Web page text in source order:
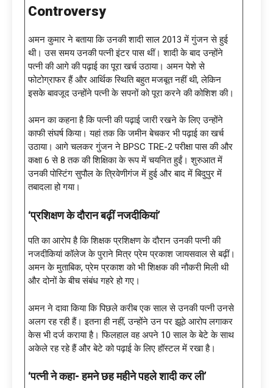
Controversy
अमन कुमार ने बताया कि उनकी शादी साल 2013 में गुंजन से हुई
थी। उस समय उनकी पत्नी इंटर पास थीं। शादी के बाद उन्होंने
पत्नी की आगे की पढ़ाई का पूरा खर्च उठाया। अमन पेशे से
फोटोग्राफर हैं और आर्थिक स्थिति बहुत मजबूत नहीं थी, लेकिन
इसके बावजूद उन्होंने पत्नी के सपनों को पूरा करने की कोशिश की।
अमन का कहना है कि पत्नी की पढ़ाई जारी रखने के लिए उन्होंने
काफी संघर्ष किया। यहां तक कि जमीन बेचकर भी पढ़ाई का खर्च
उठाया। आगे चलकर गुंजन ने BPSC TRE-2 परीक्षा पास की और
कक्षा 6 से 8 तक की शिक्षिका के रूप में चयनित हुईं। शुरुआत में
उनकी पोस्टिंग सुपौल के त्रिवेणीगंज में हुई और बाद में बिदुपुर में
तबादला हो गया।
‘प्रशिक्षण के दौरान बढ़ीं नजदीकियां’
पति का आरोप है कि शिक्षक प्रशिक्षण के दौरान उनकी पत्नी की
नजदीकियां कॉलेज के पुराने मित्र प्रेम प्रकाश जायसवाल से बढ़ीं।
अमन के मुताबिक, प्रेम प्रकाश को भी शिक्षक की नौकरी मिली थी
और दोनों के बीच संबंध गहरे हो गए।
अमन ने दावा किया कि पिछले करीब एक साल से उनकी पत्नी उनसे
अलग रह रही हैं। इतना ही नहीं, उन्होंने उन पर झूठे आरोप लगाकर
केस भी दर्ज कराया है। फिलहाल वह अपने 10 साल के बेटे के साथ
अकेले रह रहे हैं और बेटे को पढ़ाई के लिए हॉस्टल में रखा है।
‘पत्नी ने कहा- हमने छह महीने पहले शादी कर ली’